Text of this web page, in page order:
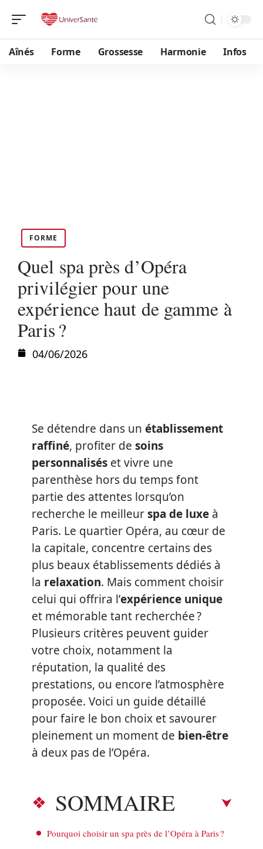
Aînés Forme Grossesse Harmonie Infos
FORME
Quel spa près d’Opéra
privilégier pour une
expérience haut de gamme à
Paris ?
04/06/2026
Se détendre dans un établissement
raffiné, profiter de soins
personnalisés et vivre une
parenthèse hors du temps font
partie des attentes lorsqu’on
recherche le meilleurspa de luxe à
Paris. Le quartier Opéra, au cœur de
la capitale, concentre certains des
plus beaux établissements dédiés à
la relaxation. Mais comment choisir
celui qui offrira l’expérience unique
et mémorable tant recherchée ?
Plusieurs critères peuvent guider
votre choix, notamment la
réputation, la qualité des
prestations, ou encore l’atmosphère
proposée. Voici un guide détaillé
pour faire le bon choix et savourer
pleinement un moment de bien-être
à deux pas de l’Opéra.
SOMMAIRE
Pourquoi choisir un spa près de l’Opéra à Paris ?